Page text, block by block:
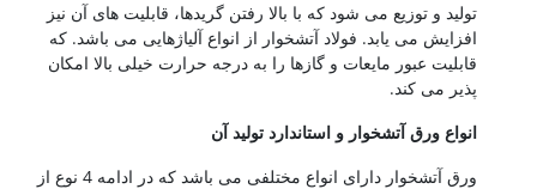
تولید و توزیع می شود که با بالا رفتن گریدها، قابلیت های آن نیز
افزایش می یابد. فولاد آتشخوار از انواع آلیاژهایی می باشد. که
قابلیت عبور مایعات و گازها را به درجه حرارت خیلی بالا امکان
پذیر می کند.
انواع ورق آتشخوار و استاندارد تولید آن
ورق آتشخوار دارای انواع مختلفی می باشد که در ادامه 4 نوع از